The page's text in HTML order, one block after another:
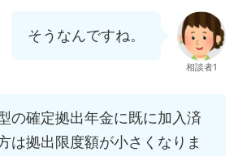
そうなんですね。
相談者1
の確定拠出年金に既に加入済
は拠出限度額が小さくなりま